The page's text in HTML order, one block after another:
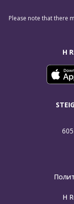
H
Please note that there
H